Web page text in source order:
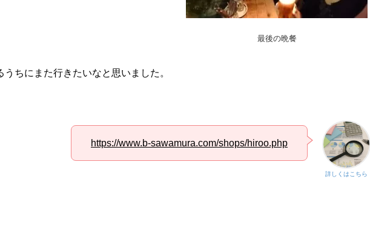
最後の晩餐
ちにまた行きたいなと思いました。
詳しくはこちら
https://www.b-sawamura.com/shops/hiroo.php